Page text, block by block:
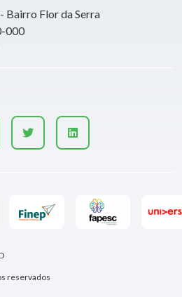
Bairro Flor da Serra
000
reservados